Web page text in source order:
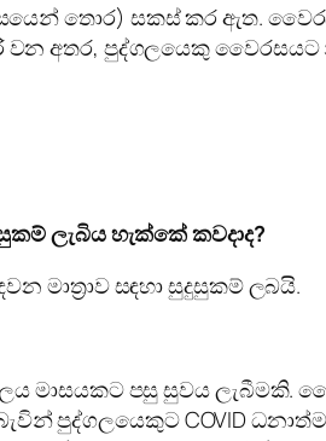
තොර) සකස් කර ඇත.
වන අතර, පුද්ගලයෙකු
ලැබිය හැක්කේ කවදාද?
මාත්‍රාව සඳහා සුදුසුකම් ලබයි.
මාසයකට පසු සුවය ලැබීමකි.
පුද්ගලයෙකුට COVID